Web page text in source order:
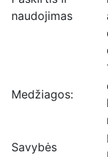
naudojimas
Medžiagos:
Savybės